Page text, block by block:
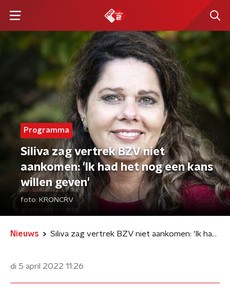
Programma
Siliva zag vertrek BZV niet
aankomen: 'Ik had het nog een kans
willen geven'
foto: KRONCRV
Nieuws Siliva zag vertrek BZV niet aankomen: 'Ik had het nog een kans willen geven'
di 5 april 2022 11:26